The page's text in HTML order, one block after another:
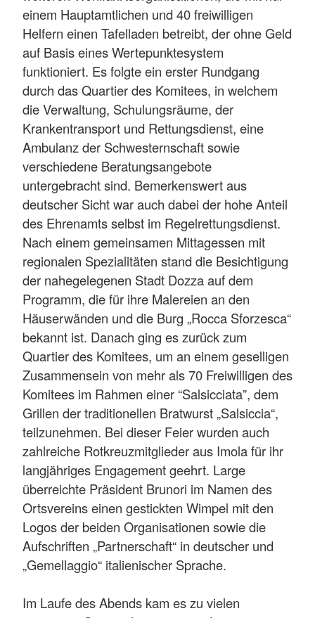
einem Hauptamtlichen und 40 freiwilligen
Helfern einen Tafelladen betreibt, der ohne Geld
auf Basis eines Wertepunktesystem
funktioniert. Es folgte ein erster Rundgang
durch das Quartier des Komitees, in welchem
die Verwaltung, Schulungsräume, der
Krankentransport und Rettungsdienst, eine
Ambulanz der Schwesternschaft sowie
verschiedene Beratungsangebote
untergebracht sind. Bemerkenswert aus
deutscher Sicht war auch dabei der hohe Anteil
des Ehrenamts selbst im Regelrettungsdienst.
Nach einem gemeinsamen Mittagessen mit
regionalen Spezialitäten stand die Besichtigung
der nahegelegenen Stadt Dozza auf dem
Programm, die für ihre Malereien an den
Häuserwänden und die Burg „Rocca Sforzesca“
bekannt ist. Danach ging es zurück zum
Quartier des Komitees, um an einem geselligen
Zusammensein von mehr als 70 Freiwilligen des
Komitees im Rahmen einer “Salsicciata”, dem
Grillen der traditionellen Bratwurst „Salsiccia“,
teilzunehmen. Bei dieser Feier wurden auch
zahlreiche Rotkreuzmitglieder aus Imola für ihr
langjähriges Engagement geehrt. Large
überreichte Präsident Brunori im Namen des
Ortsvereins einen gestickten Wimpel mit den
Logos der beiden Organisationen sowie die
Aufschriften „Partnerschaft“ in deutscher und
„Gemellaggio“ italienischer Sprache.
Im Laufe des Abends kam es zu vielen